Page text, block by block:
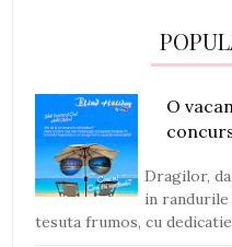
O
Dragilor,
in
tesuta frumos, cu